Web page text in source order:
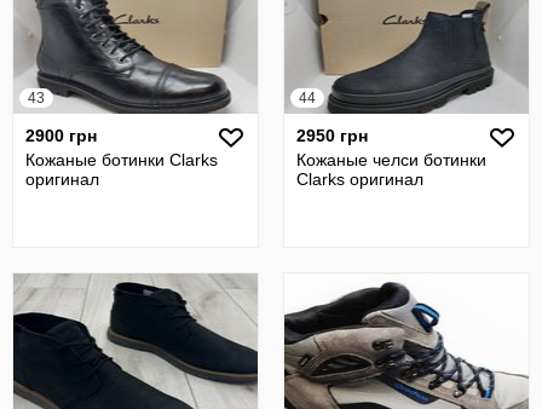
43
2900 грн
Кожаные ботинки Clarks
оригинал
44
2950 грн
Кожаные челси ботинки
Clarks оригинал